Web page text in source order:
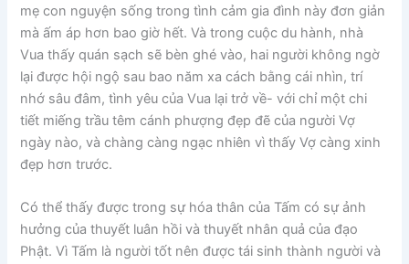
mẹ con nguyện sống trong tình cảm gia đình này đơn giản
mà ấm áp hơn bao giờ hết. Và trong cuộc du hành, nhà
Vua thấy quán sạch sẽ bèn ghé vào, hai người không ngờ
lại được hội ngộ sau bao năm xa cách bằng cái nhìn, trí
nhớ sâu đâm, tình yêu của Vua lại trở về- với chỉ một chi
tiết miếng trầu têm cánh phượng đẹp đẽ của người Vợ
ngày nào, và chàng càng ngạc nhiên vì thấy Vợ càng xinh
đẹp hơn trước.
Có thể thấy được trong sự hóa thân của Tấm có sự ảnh
hưởng của thuyết luân hồi và thuyết nhân quả của đạo
Phật. Vì Tấm là người tốt nên được tái sinh thành người và